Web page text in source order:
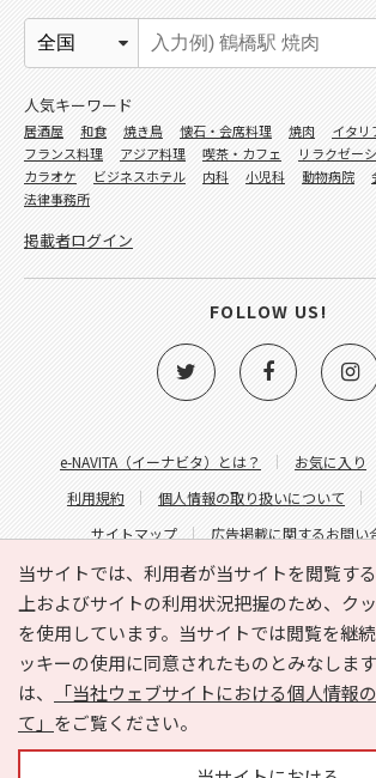
当サイトでは、利用者が当サイトを閲覧す
上およびサイトの利用状況把握のため、ク
を使用しています。当サイトでは閲覧を継
ッキーの使用に同意されたものとみなしま
は、
「当社ウェブサイトにおける個人情報
て」 をご覧ください。
e-NAVITA（イーナビタ）とは？ お気に入り
利用規約
個人情報の取り扱いについて
サイトマップ
広告掲載に関するお問い
サイトの内容に関するお問い合わ
人気キーワード
居酒屋 和食 焼き鳥 懐石・会席料理 焼肉
イタリ
フランス料理
アジア料理 喫茶・カフェ リラクゼー
カラオケ
ビジネスホテル 内科 小児科 動物病院
法律事務所
掲載者ログイン
FOLLOW US!
Copyright © HYOJITO.Co.,Ltd. All Rights